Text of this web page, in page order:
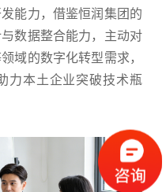
能力，借鉴恒润集团的
数据整合能力，主动对
域的数字化转型需求，
力本土企业突破技术瓶